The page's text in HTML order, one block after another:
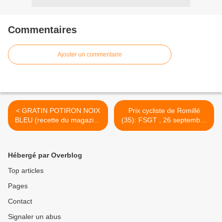
Commentaires
Ajouter un commentaire
< GRATIN POTIRON NOIX
BLEU (recette du magazine
Picard)
Prix cycliste de Romillé
(35): FSGT , 26 septembre
2020 >
Hébergé par Overblog
Top articles
Pages
Contact
Signaler un abus